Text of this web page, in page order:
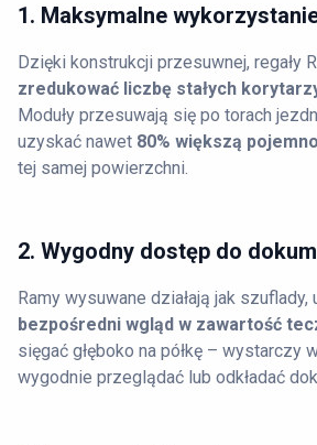
1. Maksymalne
Dzięki konstrukcji przesuwnej, regały
zredukować liczbę stałych
Moduły przesuwają się po torach
uzyskać nawet 80% większą
tej samej powierzchni.
2. Wygodny dostęp do
Ramy wysuwane działają jak szuflady,
bezpośredni wgląd w zawartość
sięgać głęboko na półkę – wystarczy
wygodnie przeglądać lub odkładać